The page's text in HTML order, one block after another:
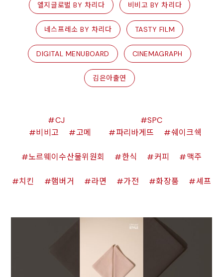
엘지글로벌 BY 차리다 비비고 BY 차리다
네스프레소 BY 차리다 TASTY FILM
DIGITAL MENUBOARD CINEMAGRAPH
김은아출연
CJ
비비고
고메
SPC
파리바게뜨
쉐이크쉑
노르웨이수산물위원회 한식 커피 맥주
치킨 햄버거 라면 가전 화장품 셰프